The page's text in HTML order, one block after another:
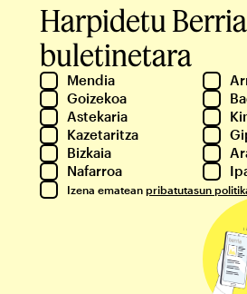
Harpidetu
buletinetara
Mendia
Goizekoa
Astekaria
Kazetaritza
Bizkaia
Nafarroa
Izena ematean pribatutasun